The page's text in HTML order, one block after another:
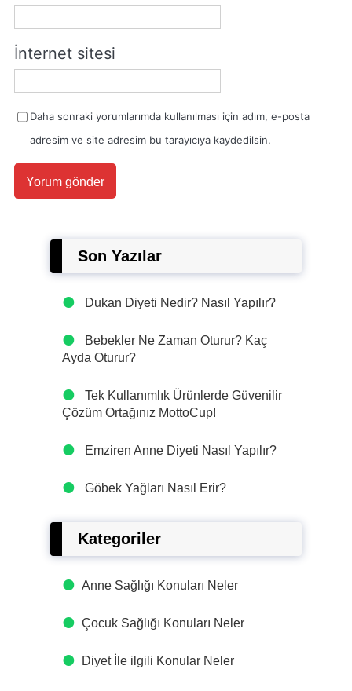
İnternet sitesi
Daha sonraki yorumlarımda kullanılması için adım, e-posta
adresim ve site adresim bu tarayıcıya kaydedilsin.
Son Yazılar
Dukan Diyeti Nedir? Nasıl Yapılır?
Bebekler Ne Zaman Oturur? Kaç
Ayda Oturur?
Tek Kullanımlık Ürünlerde Güvenilir
Çözüm Ortağınız MottoCup!
Emziren Anne Diyeti Nasıl Yapılır?
Göbek Yağları Nasıl Erir?
Kategoriler
Anne Sağlığı Konuları Neler
Çocuk Sağlığı Konuları Neler
Diyet İle ilgili Konular Neler